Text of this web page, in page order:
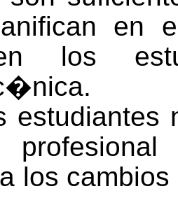
en
los
estudiantes
los